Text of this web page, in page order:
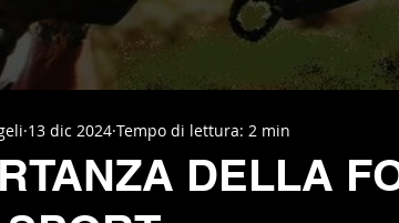
DELLA
13 dic 2024 Tempo di lettura: 2 min